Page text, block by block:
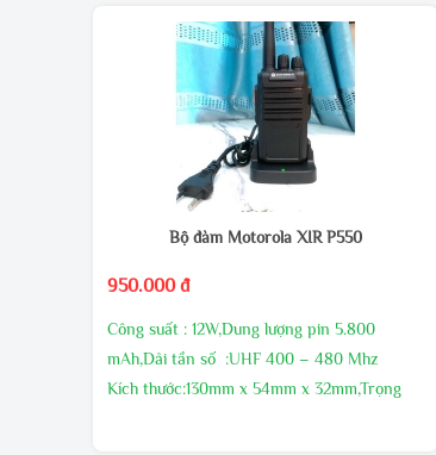
MUA SỐ LƯỢNG CHIẾT KHẤU CAO
GIAO HÀNG MIỄN PHÍ
KHUYẾN MÃI THƯỜNG XUYÊN
LIÊN HÊ TRỰC TIẾP ĐỂ CÓ GIÁ ƯU ĐÃI
Bộ đàm Motorola XIR P550
950.000 đ
Công suất : 12W,Dung lượng pin 5.800
mAh,Dải tần số :UHF 400 – 480 Mhz
Kích thước:130mm x 54mm x 32mm,Trọng